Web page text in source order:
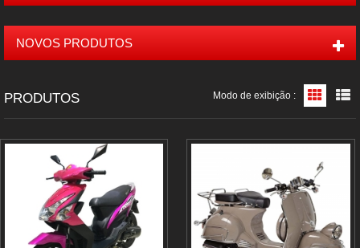
NOVOS PRODUTOS
PRODUTOS Modo de exibição :